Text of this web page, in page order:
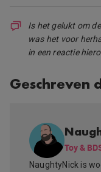
Is het gelukt om
was het voor
in een reactie
Geschreven
Toy &
NaughtyNick is